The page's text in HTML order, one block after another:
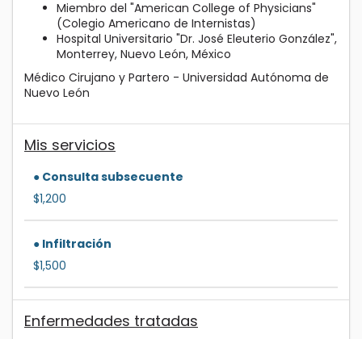
Miembro del "American College of Physicians"
(Colegio Americano de Internistas)
Hospital Universitario "Dr. José Eleuterio González",
Monterrey, Nuevo León, México
Médico Cirujano y Partero - Universidad Autónoma de
Nuevo León
Mis servicios
● Consulta subsecuente
$1,200
● Infiltración
$1,500
Enfermedades tratadas